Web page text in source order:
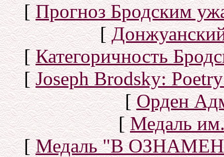
[Прогноз Бродским
[
[Категоричность
[Joseph Brodsky:
[Орден
[Медаль
[Медаль "В